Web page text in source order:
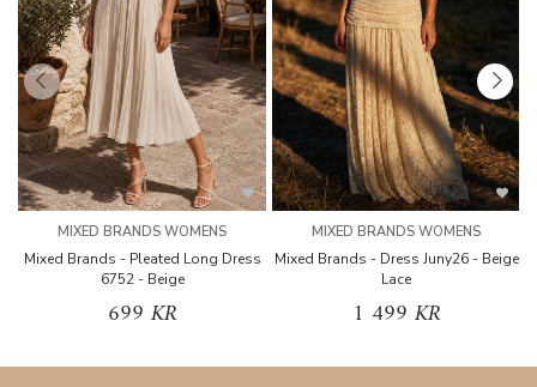
MIXED BRANDS WOMENS
Mixed Brands - Pleated Long Dress
6752 - Beige
699 KR
MIXED BRANDS WOMENS
Mixed Brands - Dress Juny26 - Beige
Lace
1 499 KR